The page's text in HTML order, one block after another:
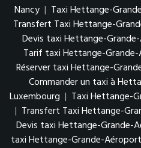
Nancy | Taxi Hettange-
Transfert Taxi Hettange-
Devis taxi Hettange-
Tarif taxi Hettange-
Réserver taxi Hettange-
Commander un taxi à
Luxembourg | Taxi Hettange-
| Transfert Taxi Hettange-
Devis taxi Hettange-Grande-
taxi Hettange-Grande-